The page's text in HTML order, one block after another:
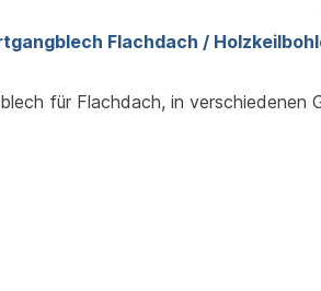
90° für Ortgangblech Flachdach /
für Flachdach, in verschiedenen